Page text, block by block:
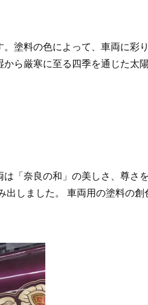
塗料の色によって、車両に彩
ら厳寒に至る四季を通じた太
「奈良の和」の美しさ、尊さ
しました。 車両用の塗料の創